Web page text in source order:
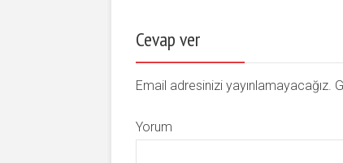
Cevap ver
Email adresinizi yayınlamayacağız.
Yorum